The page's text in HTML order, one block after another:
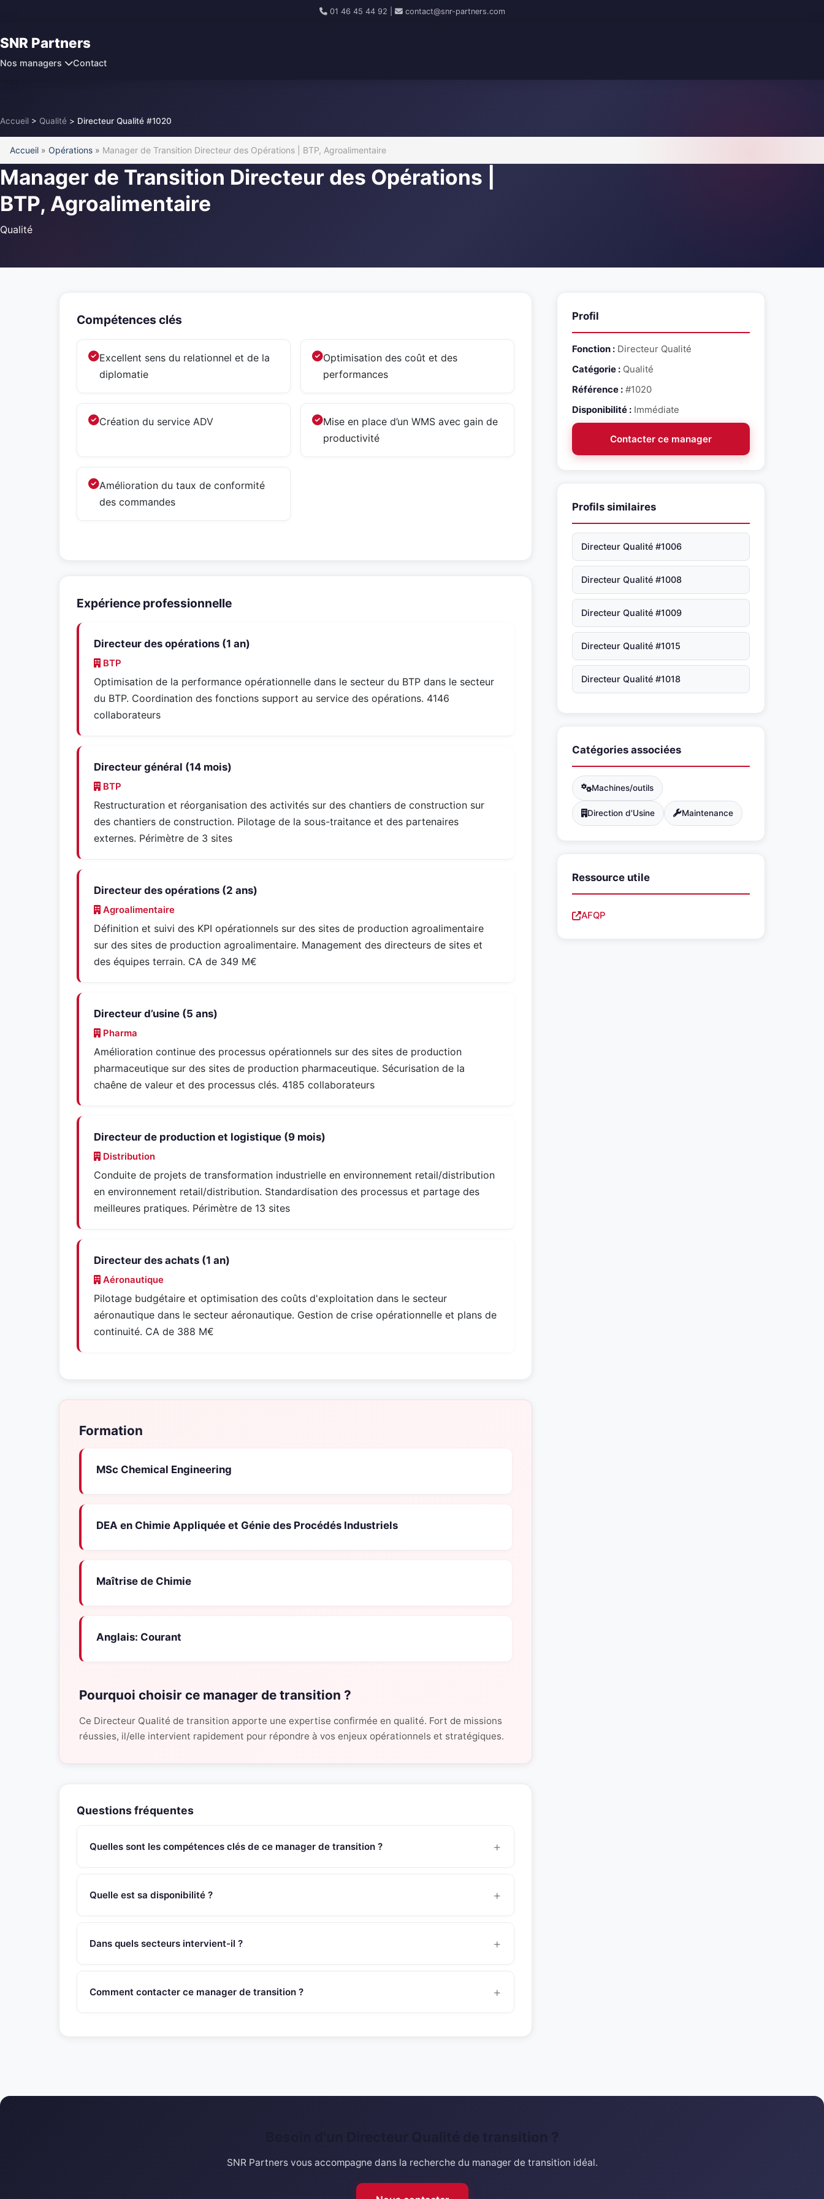
01 46 45 44 92 contact@snr-partners.com
SNR Partners
Nos managers Contact
Accueil > Qualité > Directeur Qualité #1020
Accueil » Opérations » Manager de Transition Directeur des Opérations | BTP, Agroalimentaire
Manager de Transition Directeur des Opérations |
BTP, Agroalimentaire
Qualité
Compétences clés
Excellent sens du relationnel et de la
diplomatie
Optimisation des coût et des
performances
Création du service ADV
Mise en place d’un WMS avec gain de
productivité
Amélioration du taux de conformité
des commandes
Expérience professionnelle
Directeur des opérations (1 an)
BTP
Optimisation de la performance opérationnelle dans le secteur du BTP dans le secteur
du BTP. Coordination des fonctions support au service des opérations. 4146
collaborateurs
Directeur général (14 mois)
BTP
Restructuration et réorganisation des activités sur des chantiers de construction sur
des chantiers de construction. Pilotage de la sous-traitance et des partenaires
externes. Périmètre de 3 sites
Directeur des opérations (2 ans)
Agroalimentaire
Définition et suivi des KPI opérationnels sur des sites de production agroalimentaire
sur des sites de production agroalimentaire. Management des directeurs de sites et
des équipes terrain. CA de 349 M€
Directeur d’usine (5 ans)
Pharma
Amélioration continue des processus opérationnels sur des sites de production
pharmaceutique sur des sites de production pharmaceutique. Sécurisation de la
chaêne de valeur et des processus clés. 4185 collaborateurs
Directeur de production et logistique (9 mois)
Distribution
Conduite de projets de transformation industrielle en environnement retail/distribution
en environnement retail/distribution. Standardisation des processus et partage des
meilleures pratiques. Périmètre de 13 sites
Directeur des achats (1 an)
Aéronautique
Pilotage budgétaire et optimisation des coûts d'exploitation dans le secteur
aéronautique dans le secteur aéronautique. Gestion de crise opérationnelle et plans de
continuité. CA de 388 M€
Formation
MSc Chemical Engineering
DEA en Chimie Appliquée et Génie des Procédés Industriels
Maîtrise de Chimie
Anglais: Courant
Pourquoi choisir ce manager de transition ?
Ce Directeur Qualité de transition apporte une expertise confirmée en qualité. Fort de missions
réussies, il/elle intervient rapidement pour répondre à vos enjeux opérationnels et stratégiques.
Questions fréquentes
Quelles sont les compétences clés de ce manager de transition ?
du relationnel et de la diplomatie, optimisation des coût et des performances, création du service ADV,
Quelle est sa disponibilité ?
SNR Partners vérifie la disponibilité de chaque manager avant de vous le présenter.
Dans quels secteurs intervient-il ?
transformation, restructuration et croissance dans des environnements varies (PME, ETI, grands
Comment contacter ce manager de transition ?
Profil
Fonction : Directeur Qualité
Catégorie : Qualité
Référence : #1020
Disponibilité : Immédiate
Contacter ce manager
Profils similaires
Directeur Qualité #1006
Directeur Qualité #1008
Directeur Qualité #1009
Directeur Qualité #1015
Directeur Qualité #1018
Catégories associées
Machines/outils
Direction d'Usine Maintenance
Ressource utile
AFQP
SNR Partners vous accompagne dans la recherche du manager de transition idéal.